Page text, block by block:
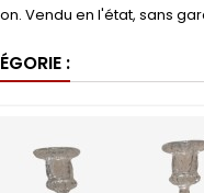
Vendu en l'état, sans
: